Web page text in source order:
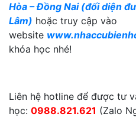
Hòa – Đồng Nai (đối diện
Lâm) hoặc truy cập vào
website
khóa học nhé!
Liên hệ hotline để được tư
học: 0988.821.621 (Zalo